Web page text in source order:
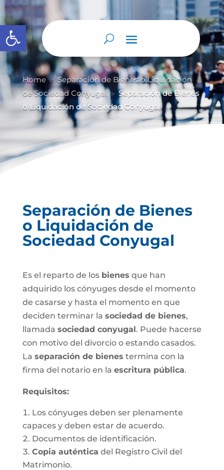
Abrir barra de herramientas
Home 9 Separación de Bienes o Liquidación
de Sociedad Conyugal 9 Separación de Bienes
o Liquidación de Sociedad Conyugal
Separación de Bienes
o Liquidación de
Sociedad Conyugal
Es el reparto de los bienes que han
adquirido los cónyuges desde el momento
de casarse y hasta el momento en que
deciden terminar la sociedad de bienes,
llamada sociedad conyugal. Puede hacerse
con motivo del divorcio o estando casados.
La separación de bienes termina con la
firma del notario en la escritura pública.
Requisitos:
Los cónyuges deben ser plenamente
capaces y deben estar de acuerdo.
Documentos de identificación.
Copia auténtica del Registro Civil del
Matrimonio.